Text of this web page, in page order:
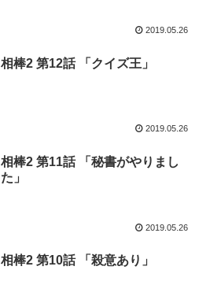
2019.05.26
相棒2 第12話 「クイズ王」
2019.05.26
相棒2 第11話 「秘書がやりまし
た」
2019.05.26
相棒2 第10話 「殺意あり」